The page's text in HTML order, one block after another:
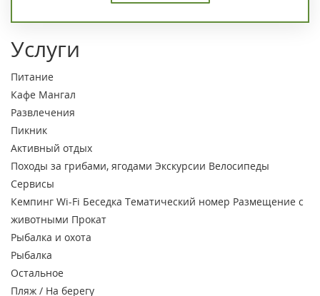
Услуги
Питание
Кафе Мангал
Развлечения
Пикник
Активный отдых
Походы за грибами, ягодами Экскурсии Велосипеды
Сервисы
Кемпинг Wi-Fi Беседка Тематический номер Размещение с
животными Прокат
Рыбалка и охота
Рыбалка
Остальное
Пляж / На берегу